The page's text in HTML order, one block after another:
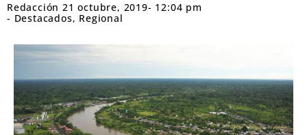
Redacción 21 octubre, 2019- 12:04 pm
- Destacados, Regional